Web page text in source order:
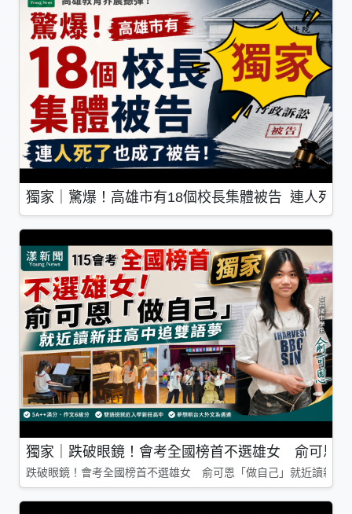
獨家｜驚爆！高雄市有18個校長集體被告 連人死了
獨家｜跌破眼鏡！會考全國榜首不選雄女 俞可恩
跌破眼鏡！會考全國榜首不選雄女 俞可恩「做自己」就近讀新莊